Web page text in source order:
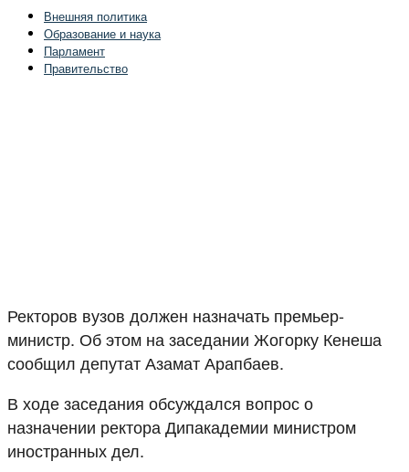
Внешняя политика
Образование и наука
Парламент
Правительство
Ректоров вузов должен назначать премьер-
министр. Об этом на заседании Жогорку Кенеша
сообщил депутат Азамат Арапбаев.
В ходе заседания обсуждался вопрос о
назначении ректора Дипакадемии министром
иностранных дел.